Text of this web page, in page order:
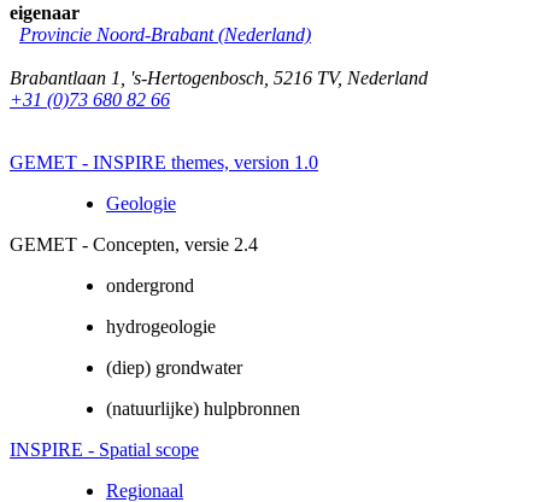
eigenaar
Provincie Noord-Brabant (Nederland)
Brabantlaan 1 's-Hertogenbosch 5216 TV, Nederland
+31 (0)73 680 82 66
GEMET - INSPIRE themes, version 1.0
Geologie
GEMET - Concepten, versie 2.4
ondergrond
hydrogeologie
(diep) grondwater
(natuurlijke) hulpbronnen
INSPIRE - Spatial scope
Regionaal